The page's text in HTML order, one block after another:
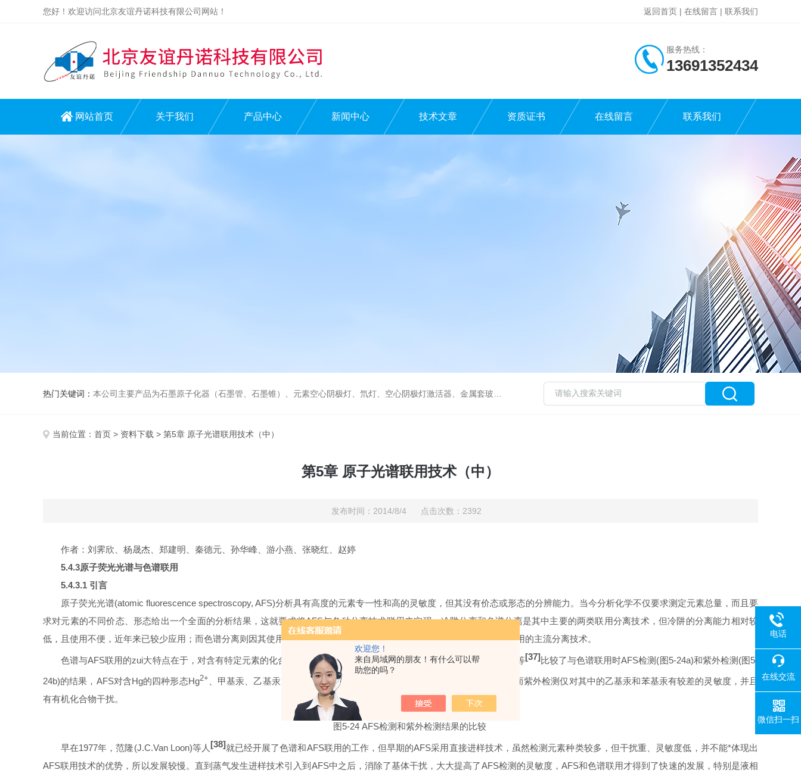
欢迎您！
来自局域网的朋友！有什么可以帮
助您的吗？
您好！欢迎访问北京友谊丹诺科技有限公司网站！ 返回首页 | 在线留言 | 联系我们
服务热线：
13691352434
网站首页 关于我们 产品中心 新闻中心 技术文章 资质证书 在线留言 联系我们
热门关键词： 本公司主要产品为石墨原子化器（石墨管、石墨锥）、元素空心阴极灯、氘灯、空心阴极灯激活器、金属套玻璃高效雾化喷嘴。同时经销进口原装石墨管、石墨锥、空心阴极灯、氘灯等。
当前位置： 首页 > 资料下载 > 第5章 原子光谱联用技术（中）
第5章 原子光谱联用技术（中）
发布时间：2014/8/4 点击次数：2392
作者：刘霁欣、杨晟杰、郑建明、秦德元、孙华峰、游小燕、张晓红、赵婷
5.4.3原子荧光光谱与色谱联用
5.4.3.1 引言
原子荧光光谱(atomic fluorescence spectroscopy, AFS)分析具有高度的元素专一性和高的灵敏度，但其没有价态或形态的分辨能力。当今分析化学不仅要求测定元素总量，而且要
求对元素的不同价态、形态给出一个全面的分析结果，这就要求将AFS与各种分离技术联用来实现。冷阱分离和色谱分离是其中主要的两类联用分离技术，但冷阱的分离能力相对较
低，且使用不便，近年来已较少应用；而色谱分离则因其使用灵活、分离能力强而得到了广泛的重视，成为当前与AFS联用的主流分离技术。
色谱与AFS联用的zui大特点在于，对含有特定元素的化合物具有高度的专一性和高的灵敏度。布拉曼蒂(E.Bramanti) 等[37]比较了与色谱联用时AFS检测(图5-24a)和紫外检测(图5-
24b)的结果，AFS对含Hg的四种形态Hg2+
、甲基汞、乙基汞、苯基汞都有很好的灵敏度，并且没有其它化合物的干扰；而紫外检测仅对其中的乙基汞和苯基汞有较差的灵敏度，并且
有有机化合物干扰。
图5-24 AFS检测和紫外检测结果的比较
早在1977年，范隆(J.C.Van Loon)等人[38]就已经开展了色谱和AFS联用的工作，但早期的AFS采用直接进样技术，虽然检测元素种类较多，但干扰重、灵敏度低，并不能*体现出
AFS联用技术的优势，所以发展较慢。直到蒸气发生进样技术引入到AFS中之后，消除了基体干扰，大大提高了AFS检测的灵敏度，AFS和色谱联用才得到了快速的发展，特别是液相
电话
在线交流
微信扫一扫